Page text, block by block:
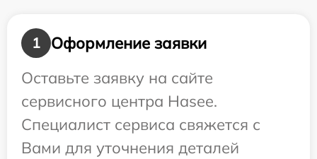
1
Оформление заявки
Оставьте заявку на сайте
сервисного центра Hasee.
Специалист сервиса свяжется с
Вами для уточнения деталей